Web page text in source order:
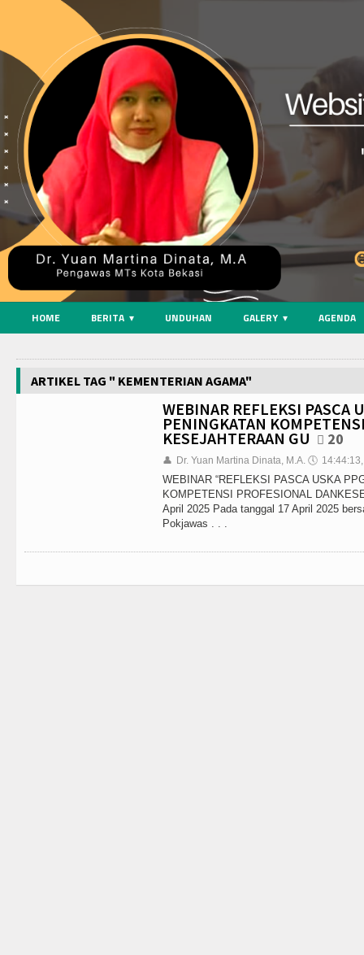
HOME BERITA UNDUHAN GALERY AGENDA
ARTIKEL TAG " KEMENTERIAN AGAMA"
WEBINAR REFLEKSI PASCA
PENINGKATAN
KESEJAHTERAAN GU 20
👤 Dr. Yuan Martina Dinata, M.A. 🕔
WEBINAR “REFLEKSI PASCA USKA
KOMPETENSI PROFESIONAL
April 2025 Pada tanggal 17 April 2025
Pokjawas . . .